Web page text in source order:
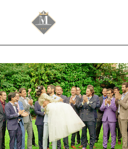
Mariage &